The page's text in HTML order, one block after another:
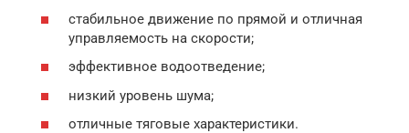
стабильное движение по прямой и отличная
управляемость на скорости;
эффективное водоотведение;
низкий уровень шума;
отличные тяговые характеристики.